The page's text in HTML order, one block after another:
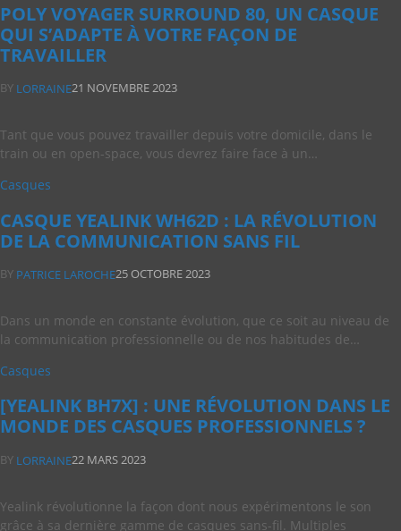
POLY VOYAGER SURROUND 80, UN CASQUE
QUI S’ADAPTE À VOTRE FAÇON DE
TRAVAILLER
BY LORRAINE21 NOVEMBRE 2023
Tant que vous pouvez travailler depuis votre domicile, dans le
train ou en open-space, vous devrez faire face à un…
Casques
CASQUE YEALINK WH62D : LA RÉVOLUTION
DE LA COMMUNICATION SANS FIL
BY PATRICE LAROCHE25 OCTOBRE 2023
Dans un monde en constante évolution, que ce soit au niveau de
la communication professionnelle ou de nos habitudes de…
Casques
[YEALINK BH7X] : UNE RÉVOLUTION DANS LE
MONDE DES CASQUES PROFESSIONNELS ?
BY LORRAINE22 MARS 2023
Yealink révolutionne la façon dont nous expérimentons le son
grâce à sa dernière gamme de casques sans-fil. Multiples